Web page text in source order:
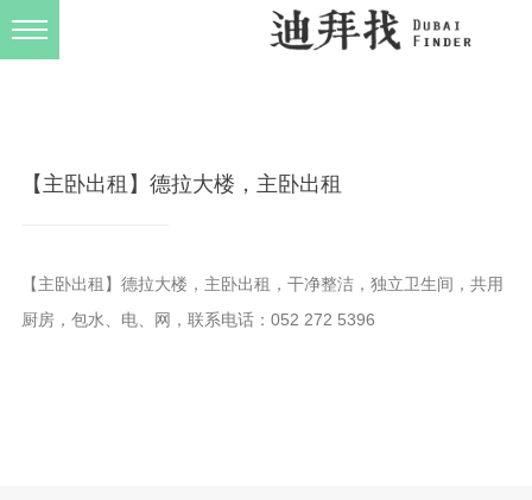
【主卧出租】德拉大楼，主卧出租
【主卧出租】德拉大楼，主卧出租，干净整洁，独立卫生间，共用
厨房，包水、电、网，联系电话：052 272 5396